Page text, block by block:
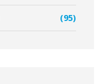
(95)